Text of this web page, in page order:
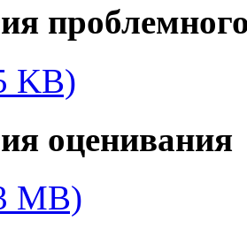
KB)
оценивания
MB)